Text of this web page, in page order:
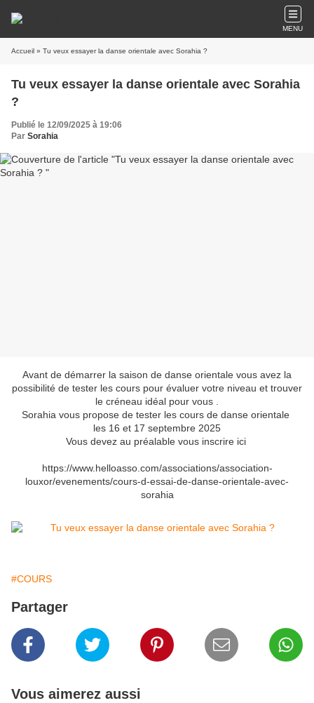
MENU
Accueil » Tu veux essayer la danse orientale avec Sorahia ?
Tu veux essayer la danse orientale avec Sorahia
?
Publié le 12/09/2025 à 19:06
Par Sorahia
Avant de démarrer la saison de danse orientale vous avez la
possibilité de tester les cours pour évaluer votre niveau et trouver
le créneau idéal pour vous .
Sorahia vous propose de tester les cours de danse orientale
les 16 et 17 septembre 2025
Vous devez au préalable vous inscrire ici
https://www.helloasso.com/associations/association-
louxor/evenements/cours-d-essai-de-danse-orientale-avec-
sorahia
#COURS
Partager
Vous aimerez aussi